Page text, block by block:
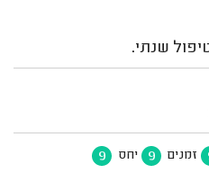
שנתי.
זמנים 9 יחס 9